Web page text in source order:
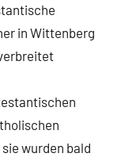
in Wittenberg
wurden bald